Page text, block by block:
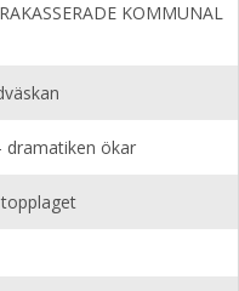
KOMMUNAL
dramatiken ökar